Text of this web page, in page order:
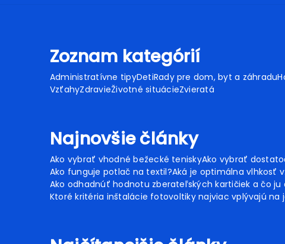
Zoznam kategórií
Administratívne tipyDetiRady pre dom, byt a záhradu
VzťahyZdravieŽivotné situácieZvieratá
Najnovšie články
Ako vybrať vhodné bežecké teniskyAko vybrať
Ako funguje potlač na textil?Aká je optimálna vlhkosť
Ako odhadnúť hodnotu zberateľských kartičiek a čo ju
Ktoré kritéria inštalácie fotovoltiky najviac vplývajú na